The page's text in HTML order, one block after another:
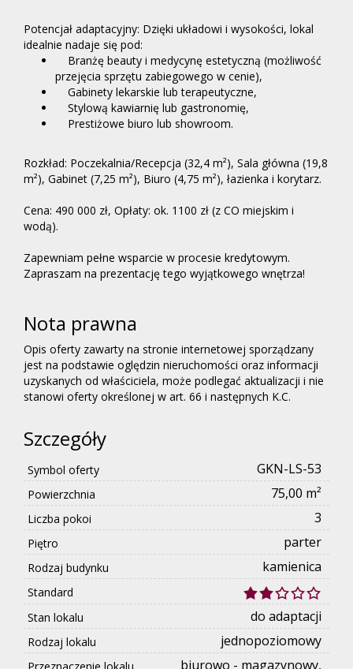
Potencjał adaptacyjny: Dzięki układowi i wysokości, lokal
idealnie nadaje się pod:
Branżę beauty i medycynę estetyczną (możliwość
przejęcia sprzętu zabiegowego w cenie),
Gabinety lekarskie lub terapeutyczne,
Stylową kawiarnię lub gastronomię,
Prestiżowe biuro lub showroom.
Rozkład: Poczekalnia/Recepcja (32,4 m²), Sala główna (19,8
m²), Gabinet (7,25 m²), Biuro (4,75 m²), łazienka i korytarz.
Cena: 490 000 zł, Opłaty: ok. 1100 zł (z CO miejskim i
wodą).
Zapewniam pełne wsparcie w procesie kredytowym.
Zapraszam na prezentację tego wyjątkowego wnętrza!
Nota prawna
Opis oferty zawarty na stronie internetowej sporządzany
jest na podstawie oględzin nieruchomości oraz informacji
uzyskanych od właściciela, może podlegać aktualizacji i nie
stanowi oferty określonej w art. 66 i następnych K.C.
Szczegóły
Symbol oferty GKN-LS-53
Powierzchnia 75,00 m²
Liczba pokoi 3
Piętro parter
Rodzaj budynku kamienica
Standard
Stan lokalu
do adaptacji
Rodzaj lokalu jednopoziomowy
biurowo - magazynowy,